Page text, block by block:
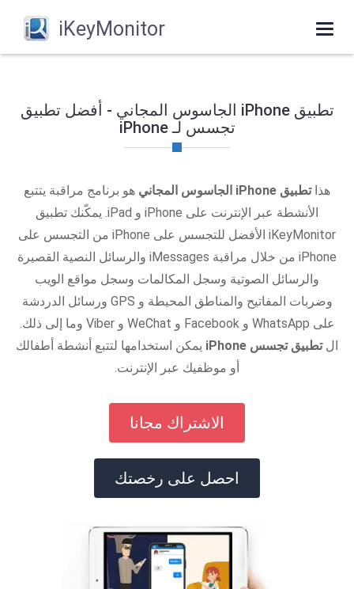
Toggle
navigation
iKeyMonitor
تطبيق iPhone الجاسوس المجاني - أفضل تطبيق
تجسس لـ iPhone
هذا تطبيق iPhone الجاسوس المجاني
هو برنامج مراقبة يتتبع
الأنشطة عبر الإنترنت على iPhone و iPad. يمكّنك تطبيق
iKeyMonitor الأفضل للتجسس على iPhone من التجسس على
iPhone من خلال مراقبة iMessages والرسائل النصية القصيرة
والرسائل الصوتية وسجل المكالمات وسجل مواقع الويب
وضربات المفاتيح والمناطق المحيطة و GPS ورسائل الدردشة
على WhatsApp و Facebook و WeChat و Viber وما إلى ذلك.
ال تطبيق تجسس iPhone
يمكن استخدامها لتتبع أنشطة أطفالك
أو موظفيك عبر الإنترنت.
الاشتراك مجانا
احصل على رخصتك